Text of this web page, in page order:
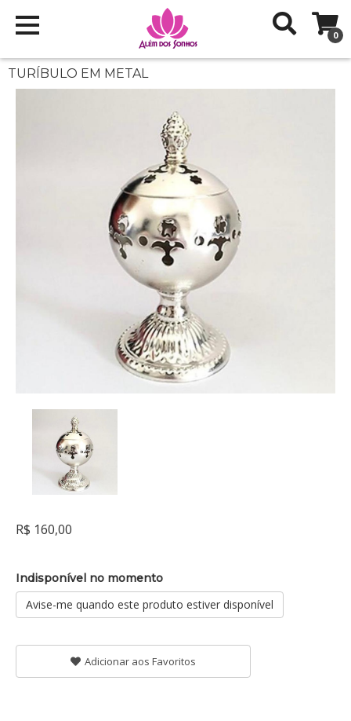
0
TURÍBULO EM METAL
R$ 160,00
Indisponível no momento
Avise-me quando este produto estiver disponível
Adicionar aos Favoritos